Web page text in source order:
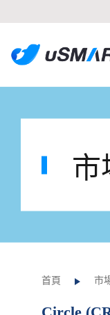
市
首頁 市